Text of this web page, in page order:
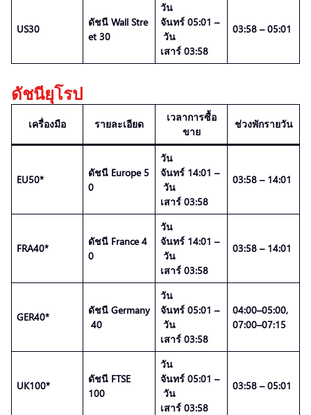
US30
ดัชนี Wall Stre
et 30
วัน
จันทร์ 05:01 –
วัน
เสาร์ 03:58
03:58 – 05:01
ดัชนียุโรป
เครื่องมือ รายละเอียด
เวลาการซื้อ
ขาย
ช่วงพักรายวัน
EU50*
ดัชนี Europe 5
0
วัน
จันทร์ 14:01 –
วัน
เสาร์ 03:58
03:58 – 14:01
FRA40*
ดัชนี France 4
0
วัน
จันทร์ 14:01 –
วัน
เสาร์ 03:58
03:58 – 14:01
GER40*
ดัชนี Germany
40
วัน
จันทร์ 05:01 –
วัน
เสาร์ 03:58
04:00–05:00,
07:00–07:15
UK100*
ดัชนี FTSE
100
วัน
จันทร์ 05:01 –
วัน
เสาร์ 03:58
03:58 – 05:01